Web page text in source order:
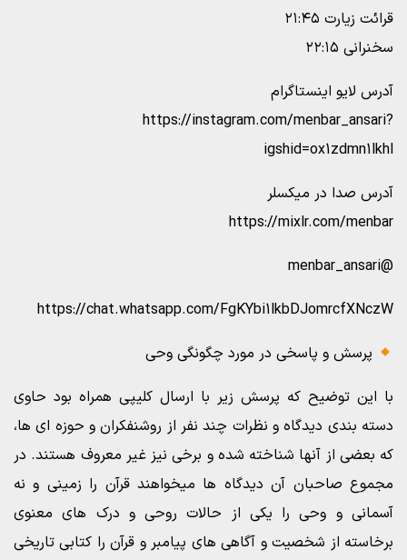
قرائت زیارت ۲۱:۴۵
سخنرانی ۲۲:۱۵
آدرس لایو اینستاگرام
https://instagram.com/menbar_ansari?
igshid=ox1zdmn1lkhl
آدرس صدا در میکسلر
https://mixlr.com/menbar
@menbar_ansari
https://chat.whatsapp.com/FgKYbi1lkbDJomrcfXNczW
پرسش و پاسخی در مورد چگونگی وحی
با این توضیح که پرسش زیر با ارسال کلیپی همراه بود حاوی
دسته بندی دیدگاه و نظرات چند نفر از روشنفکران و حوزه ای ها،
که بعضی از آنها شناخته شده و برخی نیز غیر معروف هستند. در
مجموع صاحبان آن دیدگاه ها میخواهند قرآن را زمینی و نه
آسمانی و وحی را یکی از حالات روحی و درک های معنوی
برخاسته از شخصیت و آگاهی های پیامبر و قرآن را کتابی تاریخی